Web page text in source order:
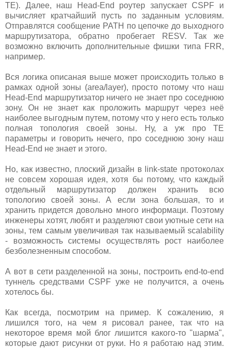
TE). Далее, наш Head-End роутер запускает CSPF и
вычисляет кратчайший пусть по заданным условиям.
Отправлятся сообщение PATH по цепочке до выходного
маршрутизатора, обратно пробегает RESV. Так же
возможно включить дополнительные фишки типа FRR,
например.
Вся логика описаная выше может происходить только в
рамках одной зоны (area/layer), просто потому что наш
Head-End маршрутизатор ничего не знает про соседнюю
зону. Он не знает как проложить маршрут через неё
наиболее выгодным путем, потому что у него есть только
полная топология своей зоны. Ну, а уж про TE
параметры и говорить нечего, про соседнюю зону наш
Head-End не знает и этого.
Но, как известно, плоский дизайн в link-state протоколах
не совсем хорошая идея, хотя бы потому, что каждый
отдельный маршрутизатор должен хранить всю
топологию своей зоны. А если зона большая, то и
хранить придется довольно много информаци. Поэтому
инженеры хотят, любят и разделяют свои уютные сети на
зоны, тем самым увеличивая так называемый scalability
- возможность системы осуществлять рост наиболее
безболезненным способом.
А вот в сети разделенной на зоны, построить end-to-end
туннель средствами CSPF уже не получится, а очень
хотелось бы.
Как всегда, посмотрим на пример. К сожалению, я
лишился того, на чем я рисовал ранее, так что на
некоторое время мой блог лишится какого-то "шарма",
которые дают рисунки от руки. Но я работаю над этим.